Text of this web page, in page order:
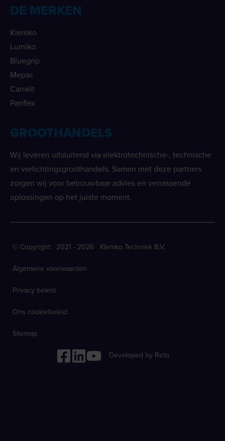
DE MERKEN
Klemko
Lumiko
Bluegrip
Mepac
Canalit
Panflex
GROOTHANDELS
Wij leveren uitsluitend via elektrotechnische-, technische
en verlichtingsgroothandels. Samen met deze partners
zorgen wij voor betrouwbaar advies en verrassende
oplossingen op het juiste moment.
© Copyright 2021 - 2026 Klemko Techniek B.V.
Algemene voorwaarden
Privacy beleid
Ons cookiebeleid
Sitemap
Developed by Reto